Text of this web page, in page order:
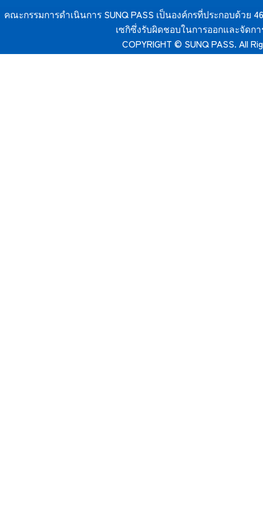
คณะกรรมการดำเนินการ SUNQ PASS เป็นองค์กรที่ประกอบด้วย
เซกิซึ่งรับผิดชอบในการออกและจัดกา
COPYRIGHT © SUNQ PASS. All